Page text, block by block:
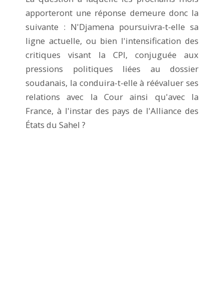
apporteront une réponse demeure donc la
suivante : N'Djamena poursuivra-t-elle sa
ligne actuelle, ou bien l'intensification des
critiques visant la CPI, conjuguée aux
pressions politiques liées au dossier
soudanais, la conduira-t-elle à réévaluer ses
relations avec la Cour ainsi qu'avec la
France, à l'instar des pays de l'Alliance des
États du Sahel ?